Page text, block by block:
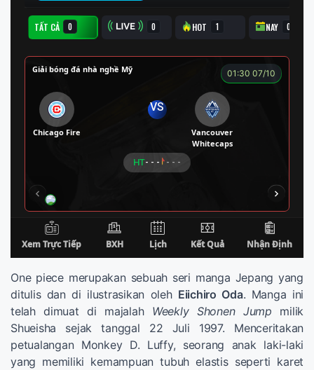
One piece merupakan sebuah seri manga Jepang yang
ditulis dan di ilustrasikan oleh Eiichiro Oda. Manga ini
telah dimuat di majalah Weekly Shonen Jump milik
Shueisha sejak tanggal 22 Juli 1997. Menceritakan
petualangan Monkey D. Luffy, seorang anak laki-laki
yang memiliki kemampuan tubuh elastis seperti karet